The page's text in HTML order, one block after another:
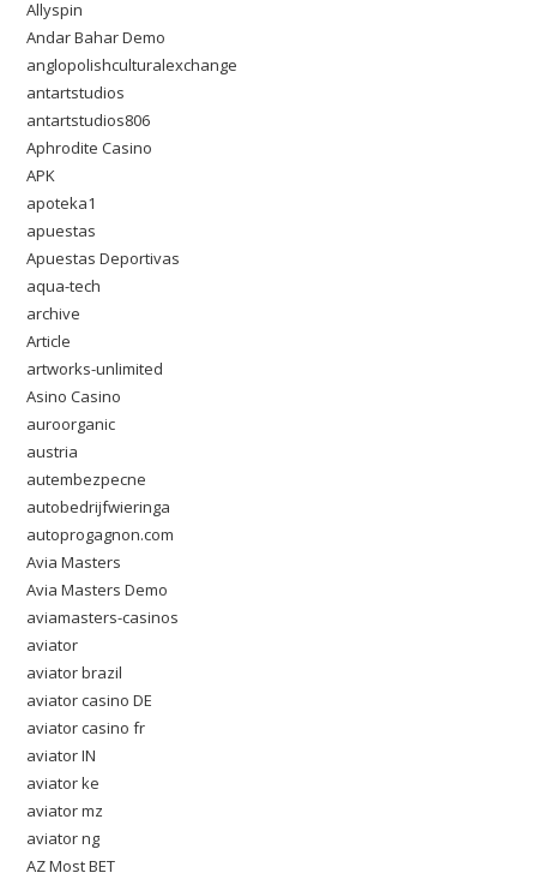
Allyspin
Andar Bahar Demo
anglopolishculturalexchange
antartstudios
antartstudios806
Aphrodite Casino
APK
apoteka1
apuestas
Apuestas Deportivas
aqua-tech
archive
Article
artworks-unlimited
Asino Casino
auroorganic
austria
autembezpecne
autobedrijfwieringa
autoprogagnon.com
Avia Masters
Avia Masters Demo
aviamasters-casinos
aviator
aviator brazil
aviator casino DE
aviator casino fr
aviator IN
aviator ke
aviator mz
aviator ng
AZ Most BET